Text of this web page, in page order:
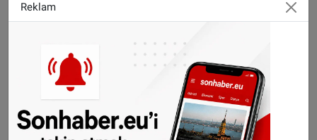
Reklam